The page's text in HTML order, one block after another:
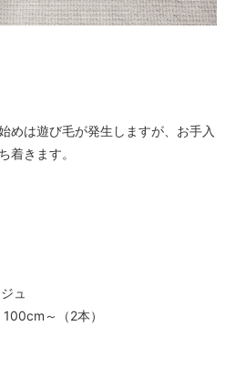
めは遊び毛が発生しますが、お手入
着きます。
ュ
～（2本）